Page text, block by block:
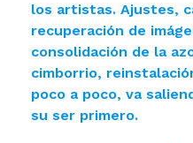
los artistas. Ajustes,
recuperación de
consolidación de la
cimborrio,
poco a poco, va
su ser primero.